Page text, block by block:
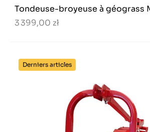
Tondeuse-broyeuse à géograss
3 399,00 zł
Derniers articles